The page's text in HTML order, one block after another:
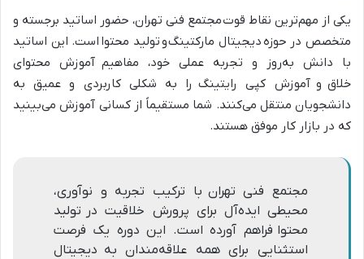
یکی از مهم‌ترین نقاط قوتمجتمع فنی تهران، حضور اساتید برجسته و
متخصص در حوزهدیجیتال مارکتینگوتولید محتوا است. این اساتید
با دانش به‌روز و تجربه عملی خود، مفاهیم آموزش محتوای
خلاق و آموزش کپی رایتینگ را به شکلی کاربردی و عمیق به
دانشجویان منتقل می‌کنند. شما مستقیماً از کسانی آموزش می‌بینید
که در بازار کار موفق هستند.
مجتمع فنی تهران با ترکیب تجربه و نوآوری،
محیطی ایده‌آل برای پرورش خلاقیت در تولید
محتوا فراهم آورده است. این دوره یک فرصت
استثنایی برای همه علاقه‌مندان به دیجیتال